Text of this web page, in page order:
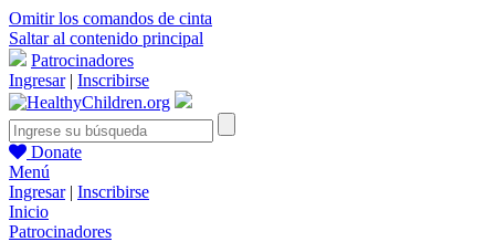
Omitir los comandos de cinta
Saltar al contenido principal
Patrocinadores
Ingresar| Inscribirse
Donate
Menú
Ingresar| Inscribirse
Inicio
Patrocinadores